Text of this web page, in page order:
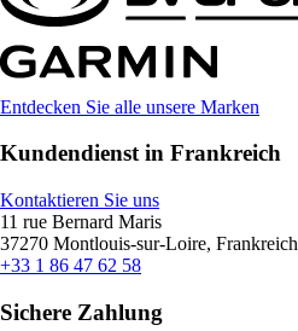
Entdecken Sie alle unsere Marken
Kundendienst in Frankreich
Kontaktieren Sie uns
11 rue Bernard Maris
37270 Montlouis-sur-Loire, Frankreich
+33 1 86 47 62 58
Sichere Zahlung